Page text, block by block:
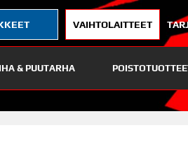
VAIHTOLAITTEET
& PUUTARHA